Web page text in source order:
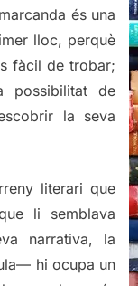
és una
lloc, perquè
fàcil de trobar;
possibilitat de
la seva
literari que
li semblava
narrativa, la
hi ocupa un